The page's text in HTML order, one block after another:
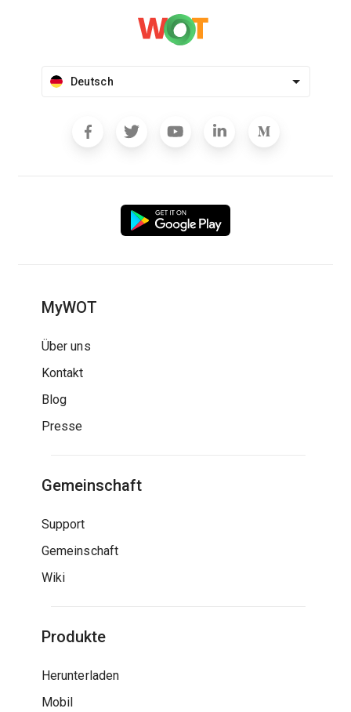
Deutsch
MyWOT
Über uns
Kontakt
Blog
Presse
Gemeinschaft
Support
Gemeinschaft
Wiki
Produkte
Herunterladen
Mobil